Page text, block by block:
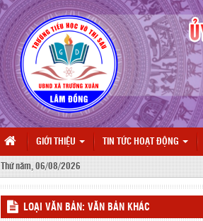
GIỚI THIỆU TIN TỨC HOẠT ĐỘNG
Thứ năm, 06/08/2026
LOẠI VĂN BẢN: VĂN BẢN KHÁC